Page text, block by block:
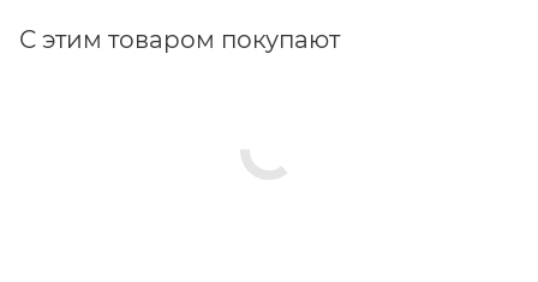
С этим товаром покупают